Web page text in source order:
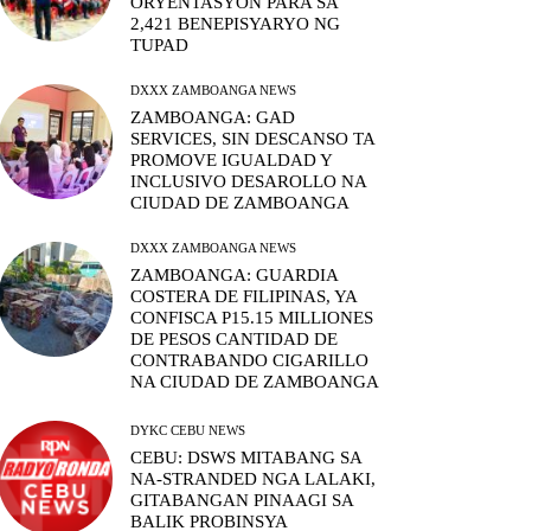
2,421 BENEPISYARYO NG
TUPAD
DXXX ZAMBOANGA NEWS
ZAMBOANGA: GAD
SERVICES, SIN DESCANSO TA
PROMOVE IGUALDAD Y
INCLUSIVO DESAROLLO NA
CIUDAD DE ZAMBOANGA
DXXX ZAMBOANGA NEWS
ZAMBOANGA: GUARDIA
COSTERA DE FILIPINAS, YA
CONFISCA P15.15 MILLIONES
DE PESOS CANTIDAD DE
CONTRABANDO CIGARILLO
NA CIUDAD DE ZAMBOANGA
DYKC CEBU NEWS
CEBU: DSWS MITABANG SA
NA-STRANDED NGA LALAKI,
GITABANGAN PINAAGI SA
BALIK PROBINSYA